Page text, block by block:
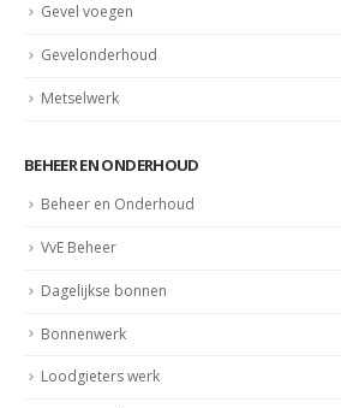
Gevel voegen
Gevelonderhoud
Metselwerk
BEHEER EN ONDERHOUD
Beheer en Onderhoud
VvE Beheer
Dagelijkse bonnen
Bonnenwerk
Loodgieters werk